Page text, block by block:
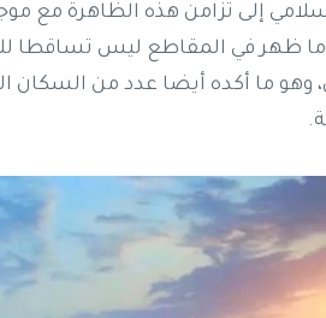
إلى تزامن هذه الظاهرة مع
ما ظهر في المقاطع ليس تساقطا
ما أكده أيضا عدد من السكان